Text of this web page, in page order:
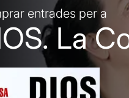
entrades per a
La